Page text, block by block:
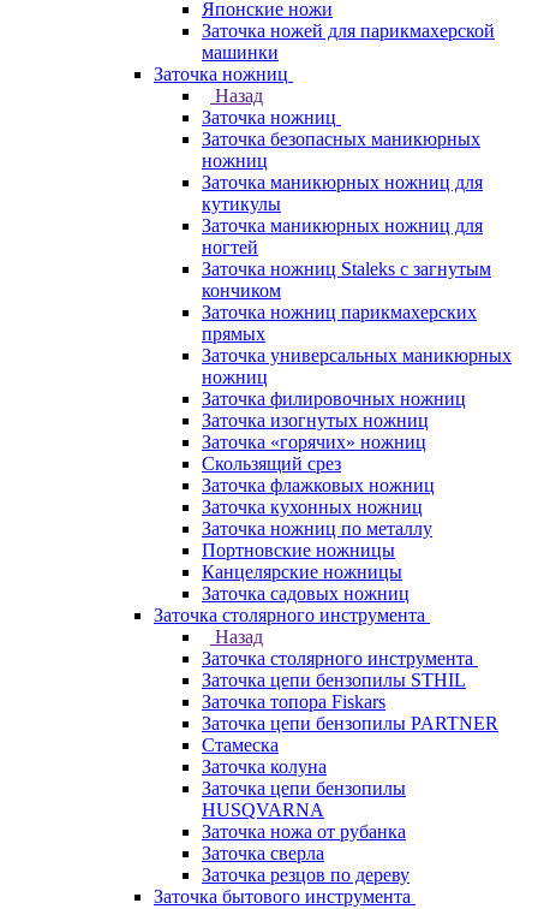
Японские ножи
Заточка ножей для парикмахерской
машинки
Заточка ножниц
Назад
Заточка ножниц
Заточка безопасных маникюрных
ножниц
Заточка маникюрных ножниц для
кутикулы
Заточка маникюрных ножниц для
ногтей
Заточка ножниц Staleks с загнутым
кончиком
Заточка ножниц парикмахерских
прямых
Заточка универсальных маникюрных
ножниц
Заточка филировочных ножниц
Заточка изогнутых ножниц
Заточка «горячих» ножниц
Скользящий срез
Заточка флажковых ножниц
Заточка кухонных ножниц
Заточка ножниц по металлу
Портновские ножницы
Канцелярские ножницы
Заточка садовых ножниц
Заточка столярного инструмента
Назад
Заточка столярного инструмента
Заточка цепи бензопилы STHIL
Заточка топора Fiskars
Заточка цепи бензопилы PARTNER
Стамеска
Заточка колуна
Заточка цепи бензопилы
HUSQVARNA
Заточка ножа от рубанка
Заточка сверла
Заточка резцов по дереву
Заточка бытового инструмента